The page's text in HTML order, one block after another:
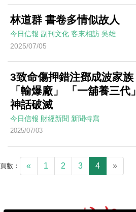
林道群 書卷多情似故人
今日信報 副刊文化 客來相訪 吳雄
2025/07/05
3致命傷押錯注鄧成波家族
「輸爆廠」 「一舖養三代」
神話破滅
今日信報 財經新聞 新聞特寫
2025/07/03
頁數： « 1 2 3 4 »